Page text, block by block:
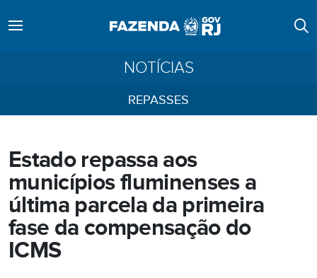
NOTÍCIAS
REPASSES
Estado repassa aos
municípios fluminenses a
última parcela da primeira
fase da compensação do
ICMS